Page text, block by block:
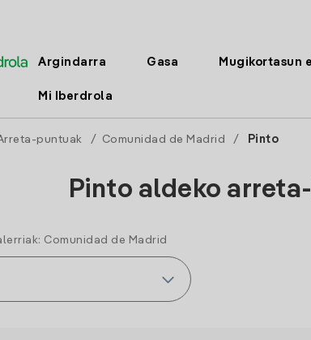
Argindarra Gasa Mugikortasun
Mi Iberdrola
puntuak / Comunidad de Madrid / Pinto
Pinto aldeko
Comunidad de Madrid